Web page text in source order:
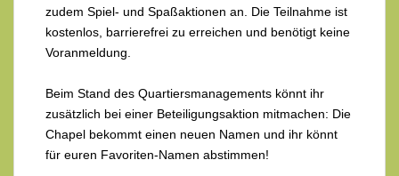
zudem Spiel- und Spaßaktionen an. Die Teilnahme ist
kostenlos, barrierefrei zu erreichen und benötigt keine
Voranmeldung.
Beim Stand des Quartiersmanagements könnt ihr
zusätzlich bei einer Beteiligungsaktion mitmachen: Die
Chapel bekommt einen neuen Namen und ihr könnt
für euren Favoriten-Namen abstimmen!